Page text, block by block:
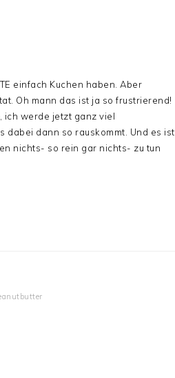
einfach Kuchen haben. Aber
Oh mann das ist ja so frustrierend!
ich werde jetzt ganz viel
dabei dann so rauskommt. Und es ist
nichts- so rein gar nichts- zu tun